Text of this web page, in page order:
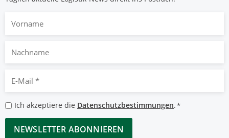
Nachname
Mail
*
Datenschutzbestimmungen
*
Ich akzeptiere die Datenschutzbestimmungen.*
CAPTCHA